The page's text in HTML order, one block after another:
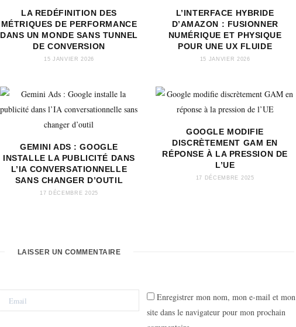
LA REDÉFINITION DES
MÉTRIQUES DE PERFORMANCE
DANS UN MONDE SANS TUNNEL
DE CONVERSION
15 JANVIER 2026
L’INTERFACE HYBRIDE
D’AMAZON : FUSIONNER
NUMÉRIQUE ET PHYSIQUE
POUR UNE UX FLUIDE
15 JANVIER 2026
GEMINI ADS : GOOGLE
INSTALLE LA PUBLICITÉ DANS
L’IA CONVERSATIONNELLE
SANS CHANGER D’OUTIL
17 DÉCEMBRE 2025
GOOGLE MODIFIE
DISCRÈTEMENT GAM EN
RÉPONSE À LA PRESSION DE
L’UE
17 DÉCEMBRE 2025
LAISSER UN COMMENTAIRE
Enregistrer mon nom, mon e-mail et mon
site dans le navigateur pour mon prochain